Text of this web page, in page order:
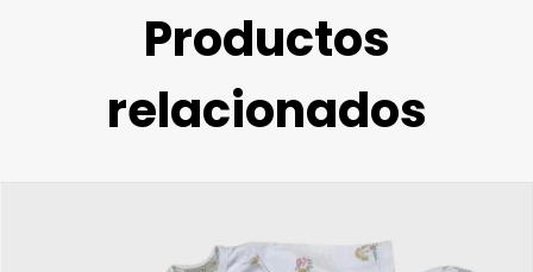
Productos
relacionados